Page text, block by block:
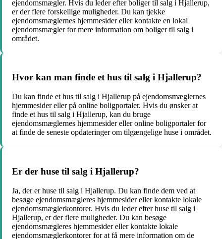
ejendomsmægler. Hvis du leder efter boliger til salg i Hjallerup,
er der flere forskellige muligheder. Du kan tjekke
ejendomsmæglernes hjemmesider eller kontakte en lokal
ejendomsmægler for mere information om boliger til salg i
området.
Hvor kan man finde et hus til salg i Hjallerup?
Du kan finde et hus til salg i Hjallerup på ejendomsmæglernes
hjemmesider eller på online boligportaler. Hvis du ønsker at
finde et hus til salg i Hjallerup, kan du bruge
ejendomsmæglernes hjemmesider eller online boligportaler for
at finde de seneste opdateringer om tilgængelige huse i området.
Er der huse til salg i Hjallerup?
Ja, der er huse til salg i Hjallerup. Du kan finde dem ved at
besøge ejendomsmægleres hjemmesider eller kontakte lokale
ejendomsmæglerkontorer. Hvis du leder efter huse til salg i
Hjallerup, er der flere muligheder. Du kan besøge
ejendomsmægleres hjemmesider eller kontakte lokale
ejendomsmæglerkontorer for at få mere information om de